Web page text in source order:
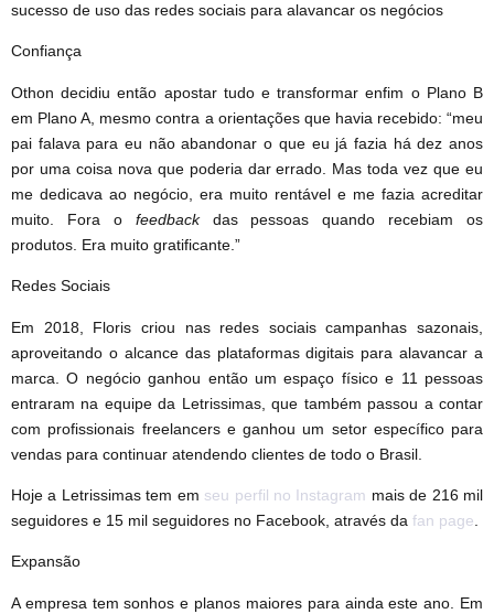
sucesso de uso das redes sociais para alavancar os negócios
Confiança
Othon decidiu então apostar tudo e transformar enfim o Plano B
em Plano A, mesmo contra a orientações que havia recebido: “meu
pai falava para eu não abandonar o que eu já fazia há dez anos
por uma coisa nova que poderia dar errado. Mas toda vez que eu
me dedicava ao negócio, era muito rentável e me fazia acreditar
muito. Fora o feedbackdas pessoas quando recebiam os
produtos. Era muito gratificante.”
Redes Sociais
Em 2018, Floris criou nas redes sociais campanhas sazonais,
aproveitando o alcance das plataformas digitais para alavancar a
marca. O negócio ganhou então um espaço físico e 11 pessoas
entraram na equipe da Letrissimas, que também passou a contar
com profissionais freelancers e ganhou um setor específico para
vendas para continuar atendendo clientes de todo o Brasil.
Hoje a Letrissimas tem em seu perfil no Instagram mais de 216 mil
seguidores e 15 mil seguidores no Facebook, através da fan page
Expansão
A empresa tem sonhos e planos maiores para ainda este ano. Em